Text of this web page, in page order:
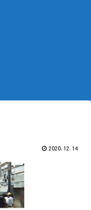
2020.12.14